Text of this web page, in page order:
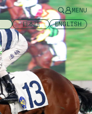
MENU
日本語 ENGLISH